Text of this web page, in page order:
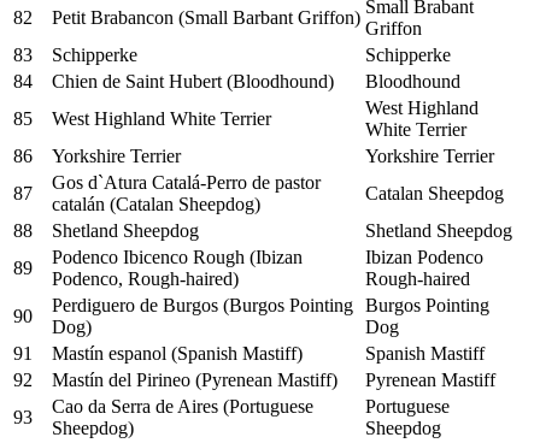
82
Petit Brabancon (Small Barbant Griffon)
Small Brabant
Griffon
83
Schipperke
Schipperke
84
Chien de Saint Hubert (Bloodhound)
Bloodhound
85
West Highland White Terrier
West Highland
White Terrier
86
Yorkshire Terrier
Yorkshire Terrier
87
Gos d`Atura Catalá-Perro de pastor
catalán (Catalan Sheepdog)
Catalan Sheepdog
88
Shetland Sheepdog
Shetland Sheepdog
89
Podenco Ibicenco Rough (Ibizan
Podenco, Rough-haired)
Ibizan Podenco
Rough-haired
90
Perdiguero de Burgos (Burgos Pointing
Dog)
Burgos Pointing
Dog
91
Mastín espanol (Spanish Mastiff)
Spanish Mastiff
92
Mastín del Pirineo (Pyrenean Mastiff)
Pyrenean Mastiff
93
Cao da Serra de Aires (Portuguese
Sheepdog)
Portuguese
Sheepdog